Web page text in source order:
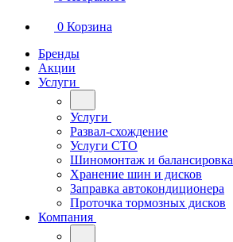
0 Корзина
Бренды
Акции
Услуги
Услуги
Развал-схождение
Услуги СТО
Шиномонтаж и балансировка
Хранение шин и дисков
Заправка автокондиционера
Проточка тормозных дисков
Компания